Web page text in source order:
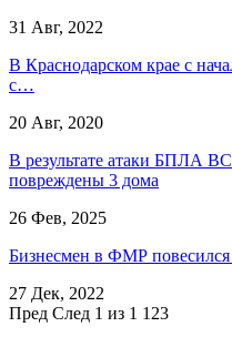
31 Авг, 2022
В Краснодарском крае с
с…
20 Авг, 2020
В результате атаки БПЛА
повреждены 3 дома
26 Фев, 2025
Бизнесмен в ФМР повесился
27 Дек, 2022
Пред След 1 из 1 123